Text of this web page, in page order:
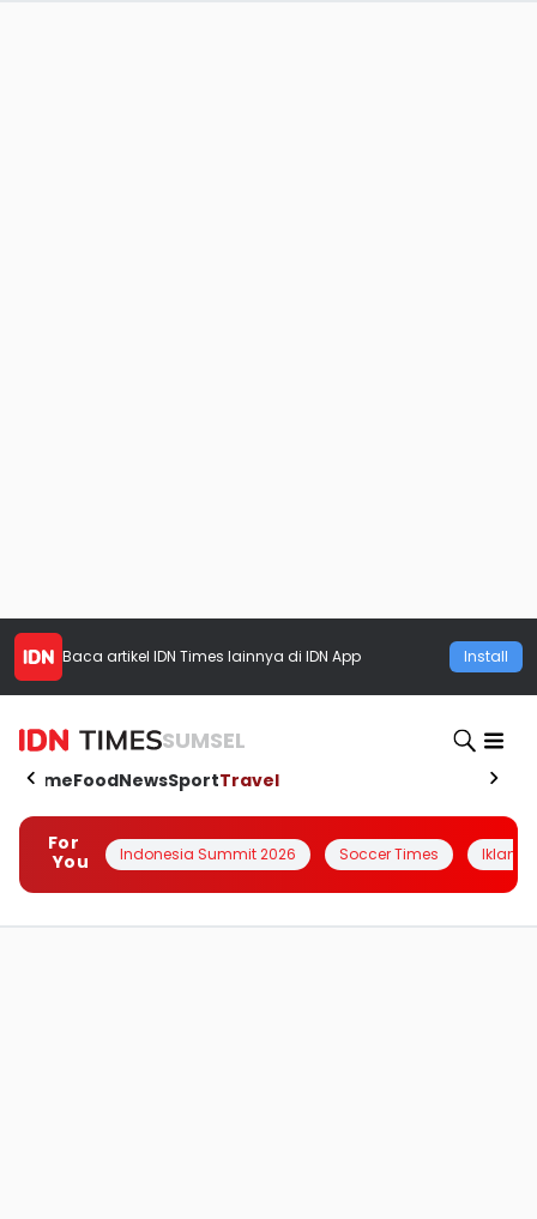
Baca artikel IDN Times lainnya di IDN App Install
SUMSEL
HomeFoodNewsSportTravel
For
You
Indonesia Summit 2026 Soccer Times Iklanin